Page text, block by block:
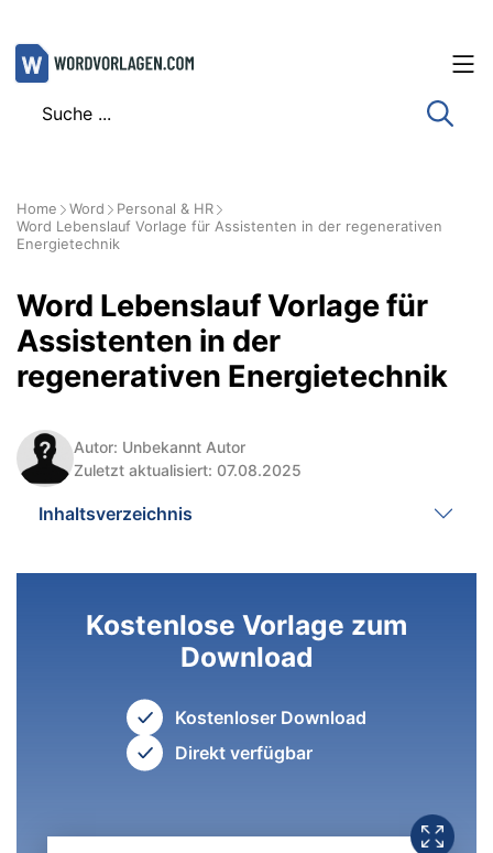
Zum
Inhalt
Home Word
Personal & HR
Word Lebenslauf Vorlage für Assistenten in der regenerativen
Energietechnik
Word Lebenslauf Vorlage für
Assistenten in der
regenerativen Energietechnik
Autor: Unbekannt Autor
Zuletzt aktualisiert: 07.08.2025
Inhaltsverzeichnis
Kostenlose Vorlage zum
Download
Kostenloser Download
Direkt verfügbar